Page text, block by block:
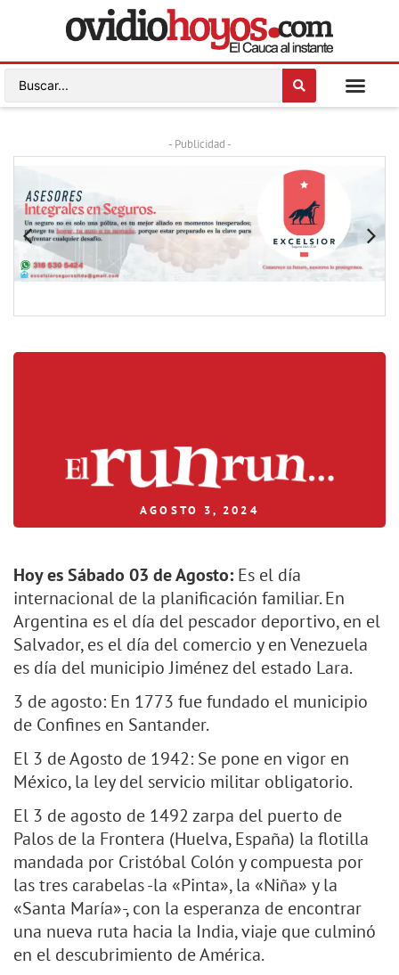
- Publicidad -
AGOSTO 3, 2024
Hoy es Sábado 03 de Agosto: Es el día
internacional de la planificación familiar. En
Argentina es el día del pescador deportivo, en el
Salvador, es el día del comercio y en Venezuela
es día del municipio Jiménez del estado Lara.
3 de agosto: En 1773 fue fundado el municipio
de Confines en Santander.
El 3 de Agosto de 1942: Se pone en vigor en
México, la ley del servicio militar obligatorio.
El 3 de agosto de 1492 zarpa del puerto de
Palos de la Frontera (Huelva, España) la flotilla
mandada por Cristóbal Colón y compuesta por
las tres carabelas -la «Pinta», la «Niña» y la
«Santa María»-, con la esperanza de encontrar
una nueva ruta hacia la India, viaje que culminó
en el descubrimiento de América.